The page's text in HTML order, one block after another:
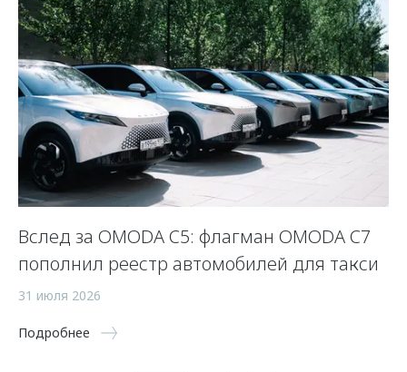
Вслед за OMODA C5: флагман OMODA C7
пополнил реестр автомобилей для такси
31 июля 2026
Подробнее